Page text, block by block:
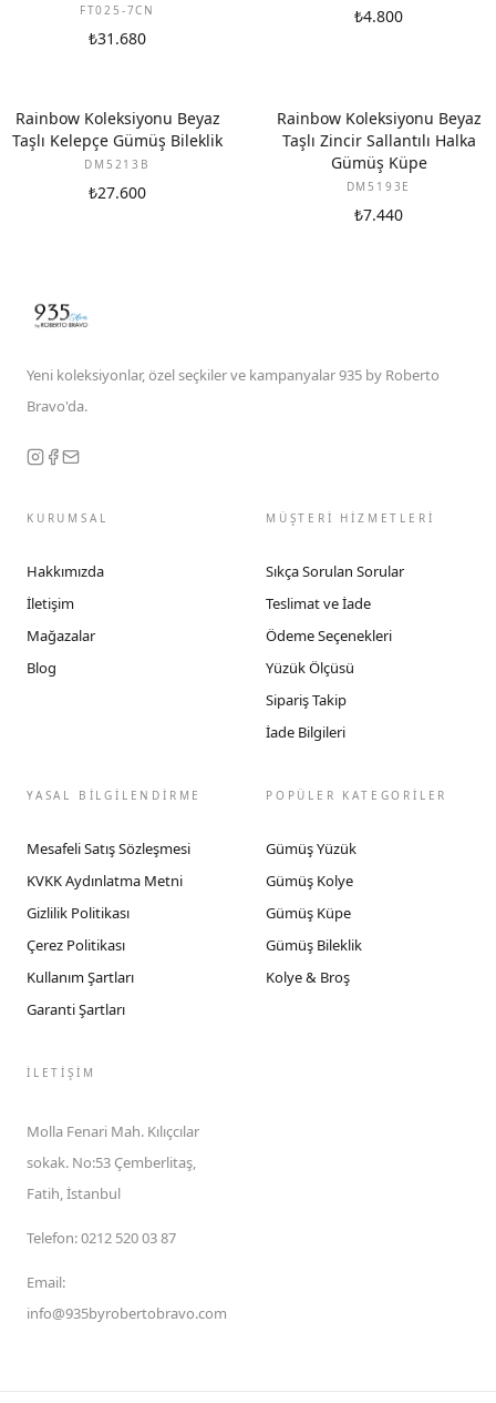
FT025-7CN
₺31.680
₺4.800
Rainbow Koleksiyonu Beyaz
Taşlı Kelepçe Gümüş Bileklik
DM5213B
₺27.600
Rainbow Koleksiyonu Beyaz
Taşlı Zincir Sallantılı Halka
Gümüş Küpe
DM5193E
₺7.440
Yeni koleksiyonlar, özel seçkiler ve kampanyalar 935 by Roberto
Bravo'da.
KURUMSAL
Hakkımızda
İletişim
Mağazalar
Blog
MÜŞTERİ HİZMETLERİ
Sıkça Sorulan Sorular
Teslimat ve İade
Ödeme Seçenekleri
Yüzük Ölçüsü
Sipariş Takip
İade Bilgileri
YASAL BİLGİLENDİRME
Mesafeli Satış Sözleşmesi
KVKK Aydınlatma Metni
Gizlilik Politikası
Çerez Politikası
Kullanım Şartları
Garanti Şartları
POPÜLER KATEGORİLER
Gümüş Yüzük
Gümüş Kolye
Gümüş Küpe
Gümüş Bileklik
Kolye & Broş
İLETIŞIM
Molla Fenari Mah. Kılıçcılar
sokak. No:53 Çemberlitaş,
Fatih, İstanbul
Telefon:0212 520 03 87
Email:
info@935byrobertobravo.com